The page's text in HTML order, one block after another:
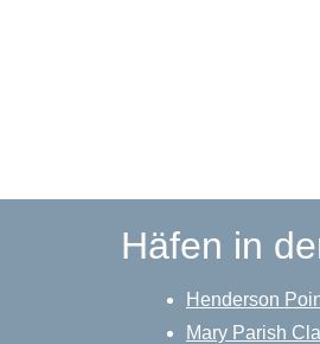
Häfen in
Henderson
Mary Parish